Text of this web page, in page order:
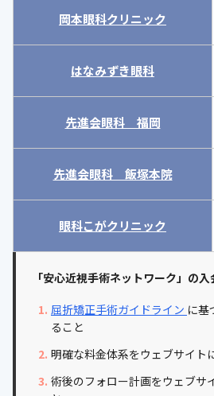
岡本眼科クリニック
はなみずき眼科
先進会眼科 福岡
先進会眼科 飯塚本院
眼科こがクリニック
「安心近視手術ネットワーク」の
屈折矯正手術ガイドライン に基
ること
明確な料金体系をウェブサイト
術後のフォロー計画をウェブサ